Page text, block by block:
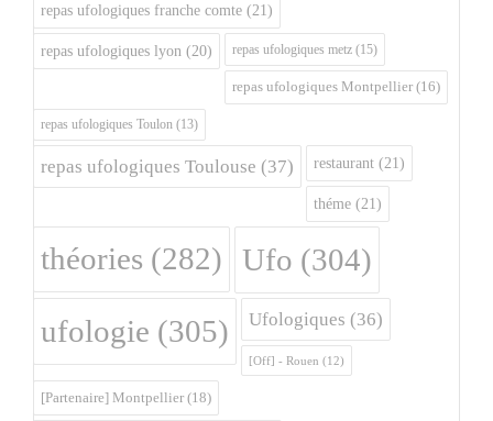
repas ufologiques franche comte (21)
repas ufologiques lyon (20) repas ufologiques metz (15)
repas ufologiques Montpellier (16)
repas ufologiques Toulon (13)
repas ufologiques Toulouse (37) restaurant (21)
théme (21)
théories (282) Ufo (304)
ufologie (305) Ufologiques (36)
[Off] - Rouen (12)
[Partenaire] Montpellier (18)